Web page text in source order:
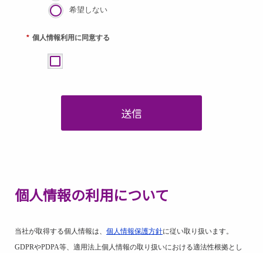
希望しない
* 個人情報利用に同意する
送信
個人情報の利用について
当社が取得する個人情報は、 個人情報保護方針に従い取り扱います。
GDPRやPDPA等、適用法上個人情報の取り扱いにおける適法性根拠とし